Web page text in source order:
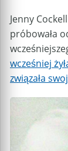
Jenny
próbowała
wcześniej
związała